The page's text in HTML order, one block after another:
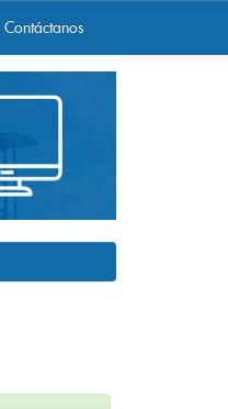
Contáctanos